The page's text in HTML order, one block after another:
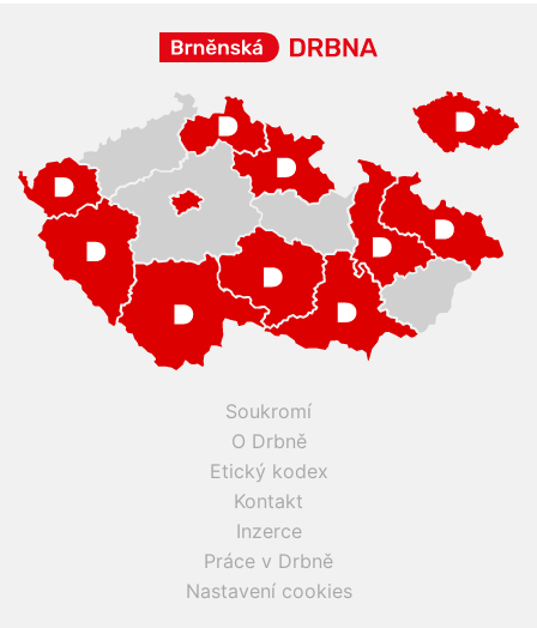
Soukromí
O Drbně
Etický kodex
Kontakt
Inzerce
Práce v Drbně
Nastavení cookies